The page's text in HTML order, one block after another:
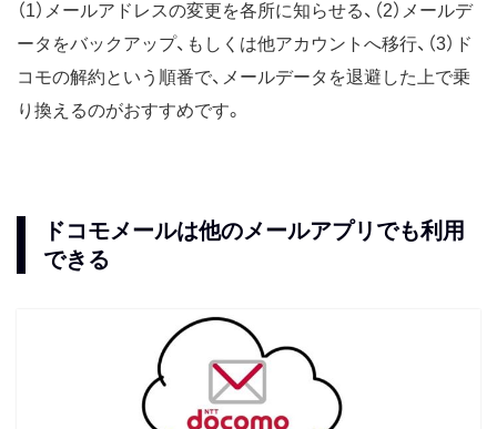
（1）メールアドレスの変更を各所に知らせる、（2）メールデ
ータをバックアップ、もしくは他アカウントへ移行、（3）ド
コモの解約という順番で、メールデータを退避した上で乗
り換えるのがおすすめです。
ドコモメールは他のメールアプリでも利用
できる